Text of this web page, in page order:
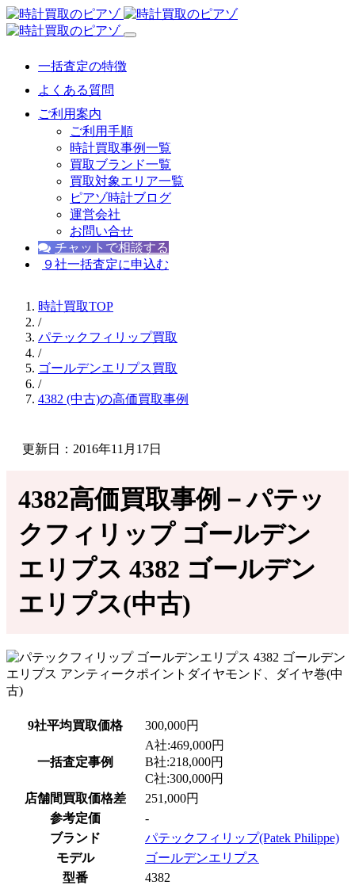
一括査定の特徴
よくある質問
ご利用案内
ご利用手順
時計買取事例一覧
買取ブランド一覧
買取対象エリア一覧
ピアゾ時計ブログ
運営会社
お問い合せ
チャットで相談する
９社一括査定に申込む
時計買取TOP
/
パテックフィリップ買取
/
ゴールデンエリプス買取
/
4382 (中古)の高価買取事例
更新日：2016年11月17日
4382高価買取事例－パテッ
クフィリップ ゴールデン
エリプス 4382 ゴールデン
エリプス(中古)
9社平均買取価格 300,000円
一括査定事例
A社:469,000円
B社:218,000円
C社:300,000円
店舗間買取価格差
251,000円
参考定価
-
ブランド
パテックフィリップ(Patek Philippe)
モデル
ゴールデンエリプス
型番
4382